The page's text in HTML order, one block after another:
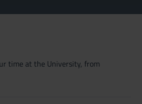
time at the University, from